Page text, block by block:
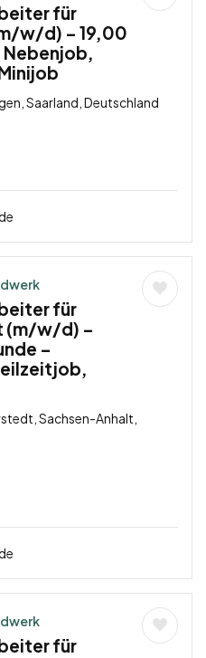
für
w/d) – 19,00
Saarland, Deutschland
für
(m/w/d) –
–
Sachsen-Anhalt,
für